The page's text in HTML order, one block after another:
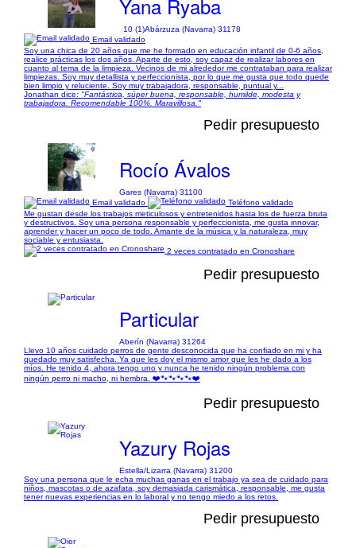
Yana Ryaba
10 (1)Abárzuza (Navarra) 31178
Email validado
Soy una chica de 20 años que me he formado en educación infantil de 0-6 años,
realice prácticas los dos años. Aparte de esto, soy capaz de realizar labores en
cuanto al tema de la limpieza. Vecinos de mi alrededor me contrataban para realizar
limpiezas. Soy muy detallista y perfeccionista, por lo que me gusta que todo quede
bien limpio y reluciente. Soy muy trabajadora, responsable, puntual y...
Jonathan dice: "Fantástica, súper buena, responsable, humilde, modesta y
trabajadora. Recomendable 100%. Maravillosa."
Pedir presupuesto
Rocío Ávalos
Gares (Navarra) 31100
Email validado
Teléfono validado
Me gustan desde los trabajos meticulosos y entretenidos hasta los de fuerza bruta
y destructivos. Soy una persona responsable y perfeccionista, me gusta innovar,
aprender y hacer un poco de todo. Amante de la música y la naturaleza, muy
sociable y entusiasta.
2 veces contratado en Cronoshare
Pedir presupuesto
Particular
Aberín (Navarra) 31264
Llevo 10 años cuidado perros de gente desconocida que ha confiado en mi y ha
quedado muy satisfecha. Ya que les doy el mismo amor que les he dado a los
míos. He tenido 4, ahora tengo uno y nunca he tenido ningún problema con
ningún perro ni macho, ni hembra. ❤️🐾🐾🐾🐾❤️
Pedir presupuesto
Yazury Rojas
Estella/Lizarra (Navarra) 31200
Soy una persona que le echa muchas ganas en el trabajo ya sea de cuidado para
niños, mascotas o de azafata, soy demasiada carismática, responsable, me gusta
tener nuevas experiencias en lo laboral y no tengo miedo a los retos.
Pedir presupuesto